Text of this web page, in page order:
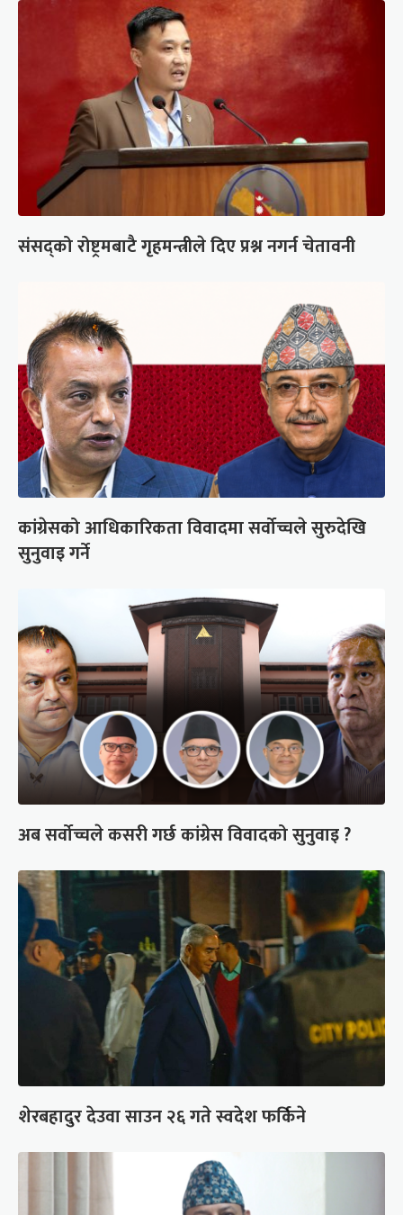
संसद्को रोष्ट्रमबाटै गृहमन्त्रीले दिए प्रश्न नगर्न चेतावनी
कांग्रेसको आधिकारिकता विवादमा सर्वोच्चले सुरुदेखि
सुनुवाइ गर्ने
अब सर्वोच्चले कसरी गर्छ कांग्रेस विवादको सुनुवाइ ?
शेरबहादुर देउवा साउन २६ गते स्वदेश फर्किने